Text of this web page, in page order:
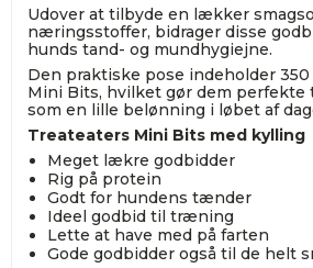
Udover at tilbyde en lækker
næringsstoffer, bidrager disse
hunds tand- og mundhygiejne.
Den praktiske pose indeholder 350
Mini Bits, hvilket gør dem
som en lille belønning i løbet af
Treateaters Mini Bits med kylling
Meget lækre godbidder
Rig på protein
Godt for hundens tænder
Ideel godbid til træning
Lette at have med på farten
Gode godbidder også til de helt